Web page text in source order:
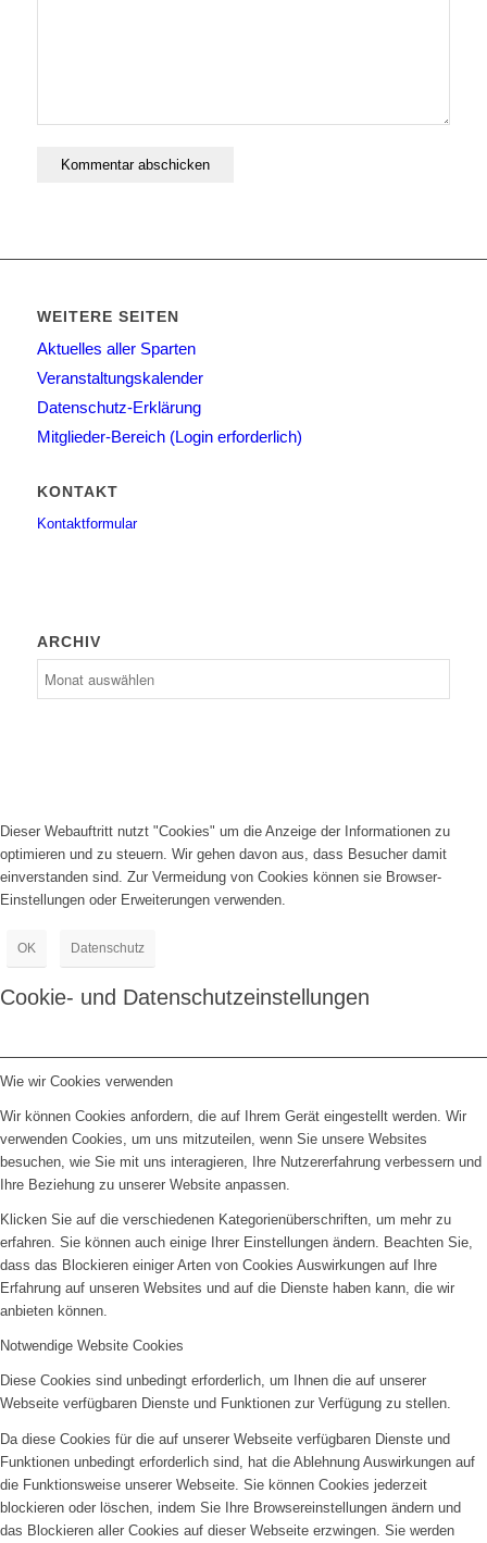
WEITERE SEITEN
Aktuelles aller Sparten
Veranstaltungskalender
Datenschutz-Erklärung
Mitglieder-Bereich (Login erforderlich)
KONTAKT
Kontaktformular
ARCHIV
Dieser Webauftritt nutzt "Cookies" um die Anzeige der Informationen zu
optimieren und zu steuern. Wir gehen davon aus, dass Besucher damit
einverstanden sind. Zur Vermeidung von Cookies können sie Browser-
Einstellungen oder Erweiterungen verwenden.
OK Datenschutz
Cookie- und Datenschutzeinstellungen
Wie wir Cookies verwenden
Wir können Cookies anfordern, die auf Ihrem Gerät eingestellt werden. Wir
verwenden Cookies, um uns mitzuteilen, wenn Sie unsere Websites
besuchen, wie Sie mit uns interagieren, Ihre Nutzererfahrung verbessern und
Ihre Beziehung zu unserer Website anpassen.
Klicken Sie auf die verschiedenen Kategorienüberschriften, um mehr zu
erfahren. Sie können auch einige Ihrer Einstellungen ändern. Beachten Sie,
dass das Blockieren einiger Arten von Cookies Auswirkungen auf Ihre
Erfahrung auf unseren Websites und auf die Dienste haben kann, die wir
anbieten können.
Notwendige Website Cookies
Diese Cookies sind unbedingt erforderlich, um Ihnen die auf unserer
Webseite verfügbaren Dienste und Funktionen zur Verfügung zu stellen.
Da diese Cookies für die auf unserer Webseite verfügbaren Dienste und
Funktionen unbedingt erforderlich sind, hat die Ablehnung Auswirkungen auf
die Funktionsweise unserer Webseite. Sie können Cookies jederzeit
blockieren oder löschen, indem Sie Ihre Browsereinstellungen ändern und
das Blockieren aller Cookies auf dieser Webseite erzwingen. Sie werden